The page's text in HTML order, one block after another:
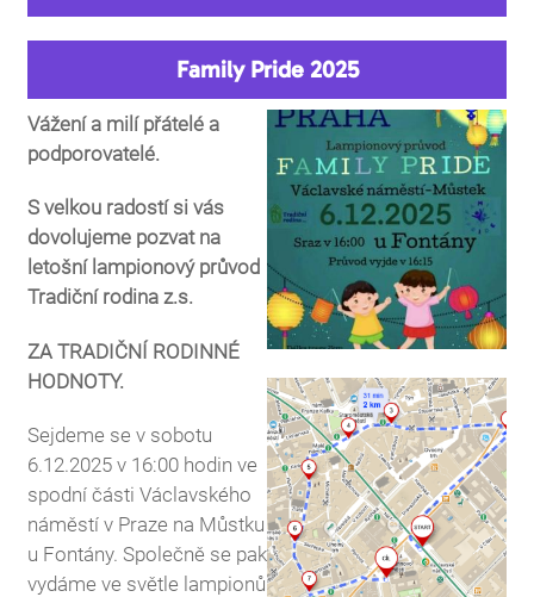
Family Pride 2025
Vážení a milí přátelé a
podporovatelé.
S velkou radostí si vás
dovolujeme pozvat na
letošní lampionový průvod
Tradiční rodina z.s.
ZA TRADIČNÍ RODINNÉ
HODNOTY.
Sejdeme se v sobotu
6.12.2025 v 16:00 hodin ve
spodní části Václavského
náměstí v Praze na Můstku
u Fontány. Společně se pak
vydáme ve světle lampionů